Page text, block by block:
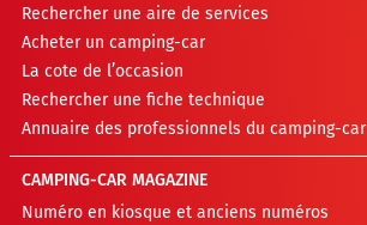
Rechercher une aire de services
Acheter un camping-car
La cote de l’occasion
Rechercher une fiche technique
Annuaire des professionnels du camping-car
CAMPING-CAR MAGAZINE
Numéro en kiosque et anciens numéros